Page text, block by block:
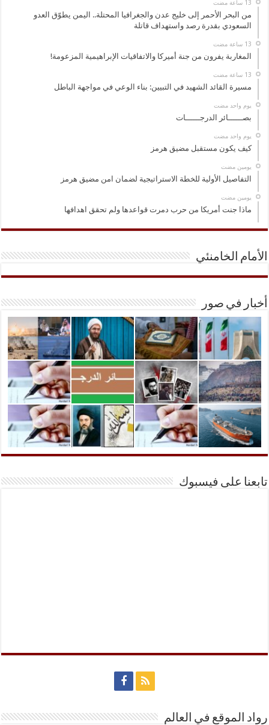
من البحر الأحمر إلى خليج عدن والجغرافيا المحتلة.. اليمن يطوّق العدو
السعودي بقدرة رصد واستهداف قاتلة
المغاربة يفرون من جنة أميركا والاتفاقيات الإبراهيمية المزعومة!
مسيرة القائد الشهيد في التبيين: بناء الوعي في مواجهة الباطل
‏يوم واحد مضت
بصــــــائر الدرجــــــات
‏يوم واحد مضت
كيف يكون مستقبل مضيق هرمز
‏يومين مضت
التفاصيل الأولية للخطة الاستراتيجية لضمان امن مضيق هرمز
‏يومين مضت
ماذا جنت أمريكا من حرب دمرت قواعدها ولم تحقق اهدافها
الأمام الخامنئي
أخبار في صور
تابعنا على فيسبوك
رواد الموقع في العالم